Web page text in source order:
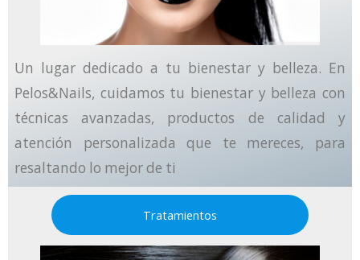
Un lugar dedicado a tu bienestar y belleza. En
Pelos&Nails, cuidamos tu bienestar y belleza con
técnicas avanzadas, productos de calidad y
atención personalizada que te mereces, para
resaltando lo mejor de ti
Tratamientos